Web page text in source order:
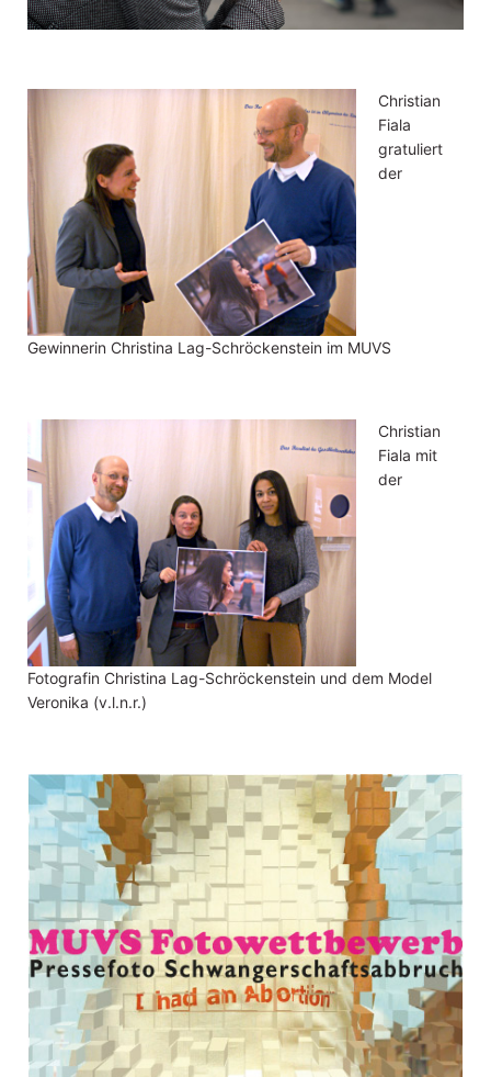
Christian
Fiala
gratuliert
der
Gewinnerin Christina Lag-Schröckenstein im MUVS
Christian
Fiala mit
der
Fotografin Christina Lag-Schröckenstein und dem Model
Veronika (v.l.n.r.)